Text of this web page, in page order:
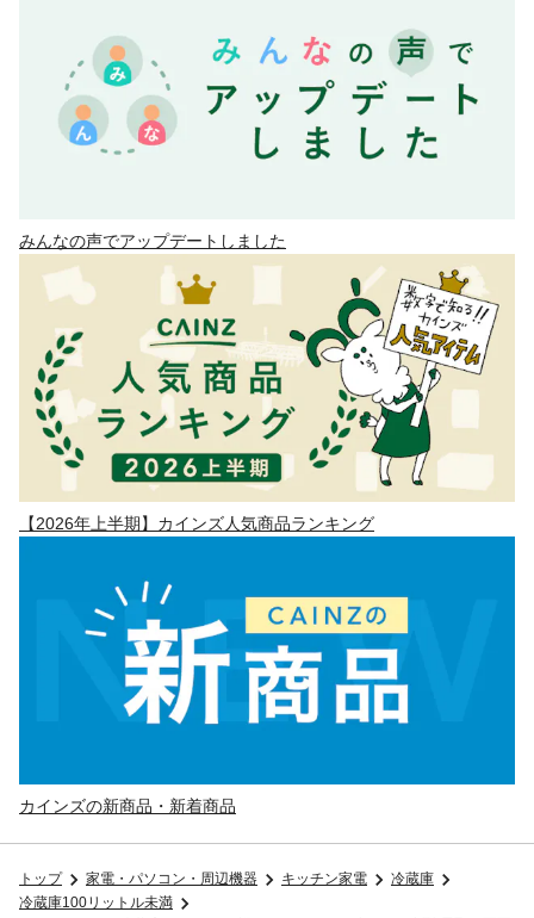
みんなの声でアップデートしました
【2026年上半期】カインズ人気商品ランキング
カインズの新商品・新着商品
トップ 家電・パソコン・周辺機器 キッチン家電
冷蔵庫
冷蔵庫100リットル未満